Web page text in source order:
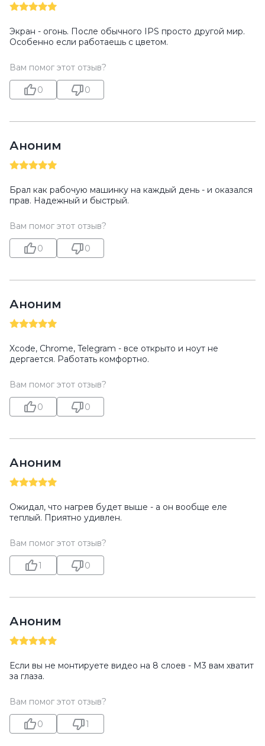
Экран - огонь. После обычного IPS просто другой мир.
Особенно если работаешь с цветом.
Вам помог этот отзыв?
0 0
Аноним
Брал как рабочую машинку на каждый день - и оказался
прав. Надежный и быстрый.
Вам помог этот отзыв?
0 0
Аноним
Xcode, Chrome, Telegram - все открыто и ноут не
дергается. Работать комфортно.
Вам помог этот отзыв?
0 0
Аноним
Ожидал, что нагрев будет выше - а он вообще еле
теплый. Приятно удивлен.
Вам помог этот отзыв?
1 0
Аноним
Если вы не монтируете видео на 8 слоев - M3 вам хватит
за глаза.
Вам помог этот отзыв?
0 1